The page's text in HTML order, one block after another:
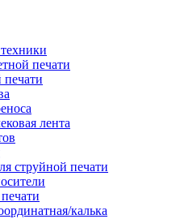
печати
печати
лента
струйной печати
калька